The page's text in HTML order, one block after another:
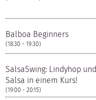
Balboa Beginners
(18:30 - 19:30)
SalsaSwing: Lindyhop und
Salsa in einem Kurs!
(19:00 - 20:15)